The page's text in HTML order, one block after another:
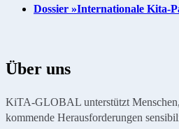
Dossier »Internationale Kita-
Über uns
KiTA-GLOBAL unterstützt
kommende Herausforderungen